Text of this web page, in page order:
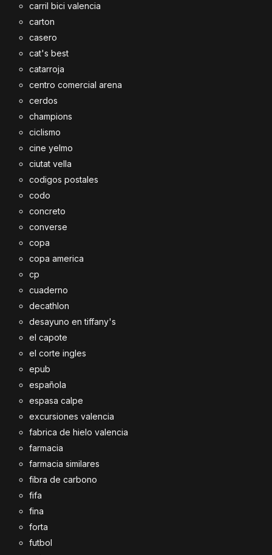
carril bici valencia
carton
casero
cat's best
catarroja
centro comercial arena
cerdos
champions
ciclismo
cine yelmo
ciutat vella
codigos postales
codo
concreto
converse
copa
copa america
cp
cuaderno
decathlon
desayuno en tiffany's
el capote
el corte ingles
epub
española
espasa calpe
excursiones valencia
fabrica de hielo valencia
farmacia
farmacia similares
fibra de carbono
fifa
fina
forta
futbol